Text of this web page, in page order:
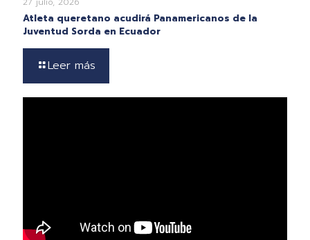
Atleta queretano acudirá Panamericanos de la
Juventud Sorda en Ecuador
Leer más